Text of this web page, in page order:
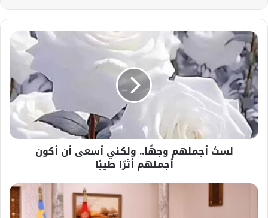
لستُ
أجملهم
وجهًا..
ولكني
أسعى
أن
أكون
أجملهم
أثرًا
لستُ أجملهم وجهًا.. ولكني أسعى أن أكون
أجملهم أثرًا طيبًا
ننشر